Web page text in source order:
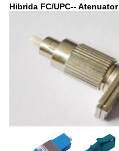
Hibrida FC/UPC-- Atenuator